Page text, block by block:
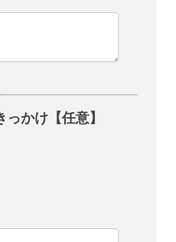
かけ【任意】